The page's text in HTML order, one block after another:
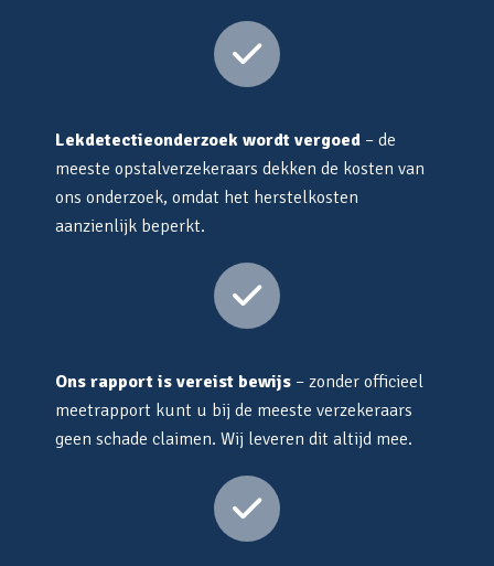
Lekdetectieonderzoek wordt vergoed – de
meeste opstalverzekeraars dekken de kosten van
ons onderzoek, omdat het herstelkosten
aanzienlijk beperkt.
Ons rapport is vereist bewijs – zonder officieel
meetrapport kunt u bij de meeste verzekeraars
geen schade claimen. Wij leveren dit altijd mee.